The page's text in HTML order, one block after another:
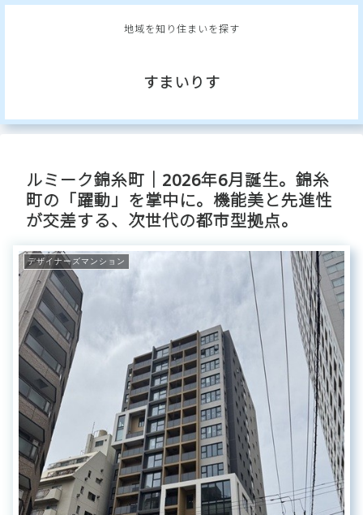
地域を知り住まいを探す
すまいりす
ルミーク錦糸町｜2026年6月誕生。錦糸
町の「躍動」を掌中に。機能美と先進性
が交差する、次世代の都市型拠点。
デザイナーズマンション